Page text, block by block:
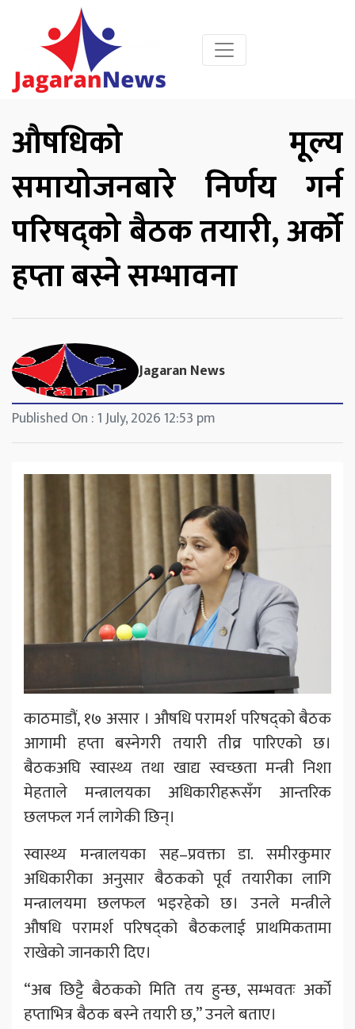
औषधिको मूल्य
समायोजनबारे निर्णय गर्न
परिषद्को बैठक तयारी, अर्को
हप्ता बस्ने सम्भावना
Jagaran News
Published On : 1 July, 2026 12:53 pm
काठमाडौं, १७ असार । औषधि परामर्श परिषद्को बैठक
आगामी हप्ता बस्नेगरी तयारी तीव्र पारिएको छ।
बैठकअघि स्वास्थ्य तथा खाद्य स्वच्छता मन्त्री निशा
मेहताले मन्त्रालयका अधिकारीहरूसँग आन्तरिक
छलफल गर्न लागेकी छिन्।
स्वास्थ्य मन्त्रालयका सह–प्रवक्ता डा. समीरकुमार
अधिकारीका अनुसार बैठकको पूर्व तयारीका लागि
मन्त्रालयमा छलफल भइरहेको छ। उनले मन्त्रीले
औषधि परामर्श परिषद्को बैठकलाई प्राथमिकतामा
राखेको जानकारी दिए।
“अब छिट्टै बैठकको मिति तय हुन्छ, सम्भवतः अर्को
हप्ताभित्र बैठक बस्ने तयारी छ,” उनले बताए।